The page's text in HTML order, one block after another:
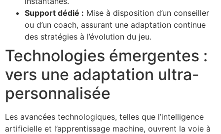
Support dédié : Mise à disposition d’un conseiller
ou d’un coach, assurant une adaptation continue
des stratégies à l’évolution du jeu.
Technologies émergentes :
vers une adaptation ultra-
personnalisée
Les avancées technologiques, telles que l’intelligence
artificielle et l’apprentissage machine, ouvrent la voie à